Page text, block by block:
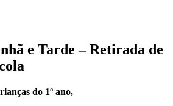
e Tarde – Retirada de
do 1º ano,